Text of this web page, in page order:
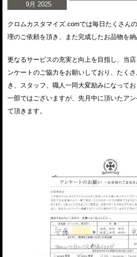
9月 2025
クロムカスタマイズ.comでは毎日たくさん
理のご依頼を頂き、また完成したお品物を納
更なるサービスの充実と向上を目指し、当
ンケートのご協力をお願いしており、たく
き、スタッフ、職人一同大変励みになってお
一部ではございますが、先月中に頂いたア
て頂きます。